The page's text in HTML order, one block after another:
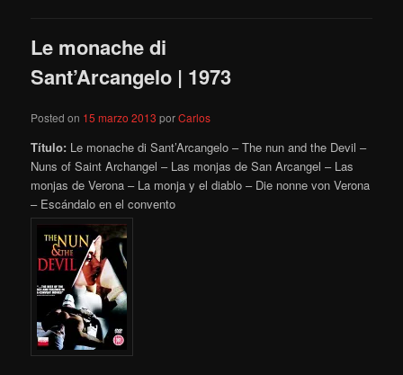
Le monache di
Sant’Arcangelo | 1973
Posted on 15 marzo 2013 porCarlos
Título: Le monache di Sant’Arcangelo – The nun and the Devil –
Nuns of Saint Archangel – Las monjas de San Arcangel – Las
monjas de Verona – La monja y el diablo – Die nonne von Verona
– Escándalo en el convento